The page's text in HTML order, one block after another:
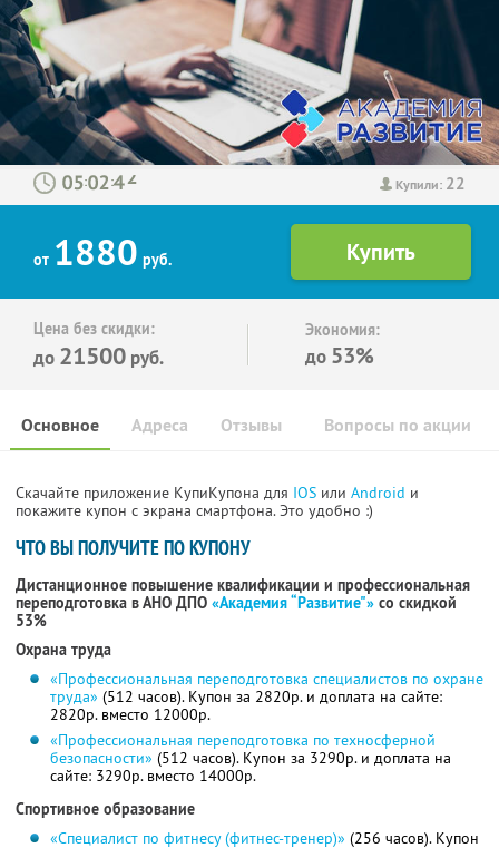
Купили: 22
: :
от 1880 руб.
Цена без скидки:
до 21500 руб.
Экономия:
до 53%
Основное Отзывы Вопросы по акции
Адреса
Скачайте приложение КупиКупона для IOS или Android и
покажите купон с экрана смартфона. Это удобно :)
ЧТО ВЫ ПОЛУЧИТЕ ПО КУПОНУ
Дистанционное повышение квалификации и профессиональная
переподготовка в АНО ДПО «Академия “Развитие"» со скидкой
53%
Охрана труда
«Профессиональная переподготовка специалистов по охране
труда» (512 часов). Купон за 2820р. и доплата на сайте:
2820р. вместо 12000р.
«Профессиональная переподготовка по техносферной
безопасности» (512 часов). Купон за 3290р. и доплата на
сайте: 3290р. вместо 14000р.
Спортивное образование
«Специалист по фитнесу (фитнес-тренер)» (256 часов). Купон